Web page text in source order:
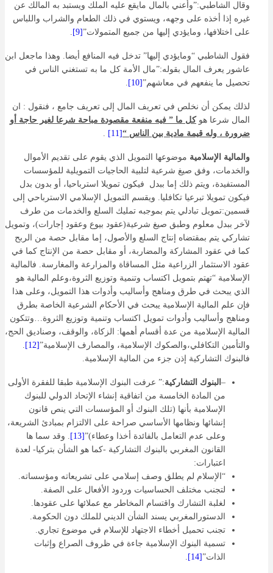
وقال الشاطبي:”وأعني بالمال مايقع عليه الملك ويستبد به المالك عن
غيره إذا أخذه على وجهه، ويستوي في ذلك الطعام والشراب واللباس
على اختلافها، ومايؤدي إليها من جميع المتمولات”[9]
فقول الشاطبي “ومايؤدي إليها” تدخل فيه المنافع أيضا. وهذا ماجعل ابن
عاشور يعرف المال بقوله:”مال الأمة كل ما به تستغني الناس في
تحصيل ما ينفعهم في معاشهم”[10]
لذلك يمكن أن نخلص في تعريف المال إلى تعريف جامع ، فنقول : ان
المال شرعا هوكل ما ” فيه منفعة مقصودة مباحة شرعا لغير حاجة أو
ضرورة ، وله قيمة مادية بين الناس “
[11]
والمالية الإسلامية موضوعها التمويل الذي يقوم على تقديم الأموال
والخدمات، وفق صيغ شرعية لتلبية الحاجيات التمويلية للمؤسسات
المستفيدة، ويتم ذلك إما ببدل فيكون تمويلا استرباحيا، أو بدون بدل
فيكون تمويلا تبرعيا تكافليا. ويقسم التمويل الإسلامي الاسترباحي إلى
قسمين:تمويل تبادلي يتم بموجبه تمليك السلع والخدمات من طرف
لآخر ببدل معلوم وطبق صيغ شرعية(عقود بيوع وعقود إجارات)، وتمويل
تشاركي يتم بمقتضاه إنتاج السلع والأصول، إما مقابل حصة من الربح
كما في عقود المشاركة والمضاربة، أو مقابل حصة من الإنتاج كما في
عقود الاستثمار الزراعية مثل المساقاة والمزارعة والمغارسة. فالمالية
الإسلامية “تهتم بتمويل اكتساب وتنمية وتوزيع الثروة،وعلم المالية هو
الذي يبحث في طرق ومناهج وأساليب وأدوات هذا التمويل، وعلى هذا
فإن علم المالية الإسلامية يبحث في الأحكام الشرعية الخاصة بطرق
ومناهج وأساليب وأدوات تمويل اكتساب وتنمية وتوزيع الثروة…وتتكون
المالية الإسلامية من عدة أقسام أهمها: الزكاة، والوقف، وصناديق الحج،
والتأمين التكافلي،والصكوك الإسلامية، والمصارف الإسلامية”[12]
فالبنوك التشاركية إذن جزء من المالية الإسلامية.
– البنوك التشاركية:” عرفت البنوك الإسلامية طبقا للفقرة الأولى
من المادة الخامسة من اتفاقية إنشاء الإتحاد الدولي للبنوك
الإسلامية بأنها (تلك البنوك أو المؤسسات التي ينص قانون
إنشائها ونظامها الأساسي صراحة على الالتزام بمبادئ الشريعة،
وعلى عدم التعامل بالفائدة أخذا وعطاء)”[13]
. وقد سما ها
القانون المغربي بالبنوك التشاركية -كما هو الشأن بتركيا- لعدة
اعتبارات:
“الإسلام لم يطلق وصف إسلامي على تشريعاته ومؤسساته.
لتجنب مختلف الحساسيات وردود الأفعال على الصفة.
لغلبة التشارك واقتسام المخاطر مع عملائها على عقودها.
الدستورالمغربي يسند الشأن الديني للملك دون الحكومة.
تجنب تحميل أخطاء الاجتهاد للإسلام في موضوع تجاري.
تسمية البنوك الإسلامية جاءة في ظروف الصراع وإثبات
الذات”[14]